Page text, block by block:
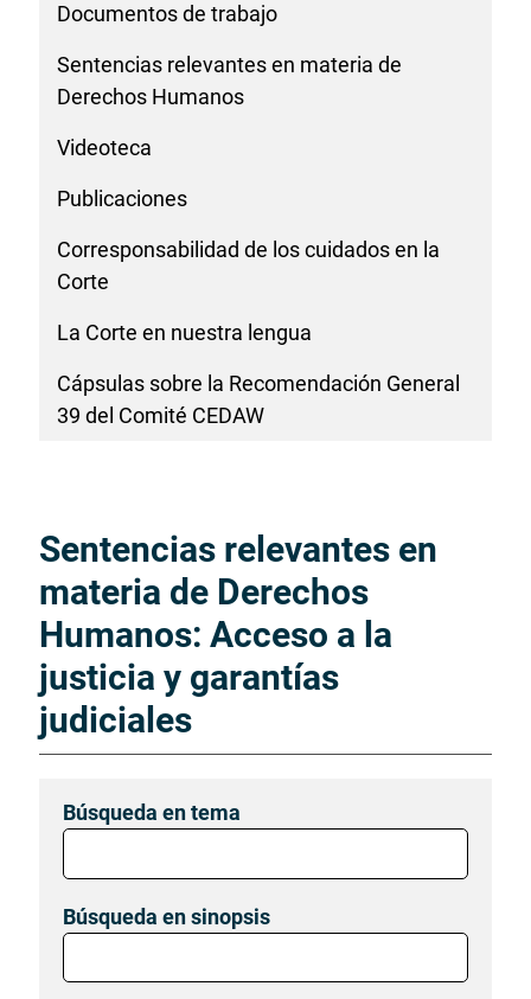
Documentos de trabajo
Sentencias relevantes en materia de
Derechos Humanos
Videoteca
Publicaciones
Corresponsabilidad de los cuidados en la
Corte
La Corte en nuestra lengua
Cápsulas sobre la Recomendación General
39 del Comité CEDAW
Sentencias relevantes en
materia de Derechos
Humanos: Acceso a la
justicia y garantías
judiciales
Búsqueda en tema
Búsqueda en sinopsis